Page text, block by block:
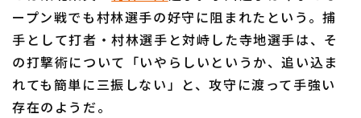
ープン戦でも村林選手の好守に阻まれたという。捕
手として打者・村林選手と対峙した寺地選手は、そ
の打撃術について「いやらしいというか、追い込ま
れても簡単に三振しない」と、攻守に渡って手強い
存在のようだ。